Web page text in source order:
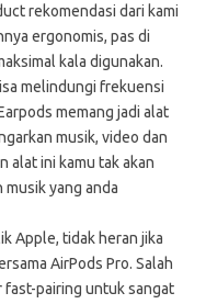
rekomendasi dari kami
ergonomis, pas di
kala digunakan.
melindungi frekuensi
memang jadi alat
musik, video dan
alat ini kamu tak akan
yang anda
Apple, tidak heran jika
AirPods Pro. Salah
fast-pairing untuk sangat